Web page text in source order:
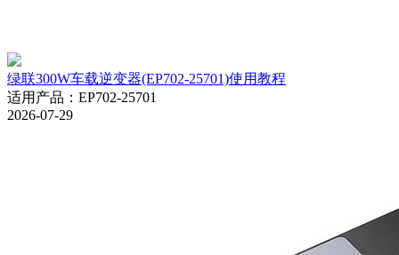
绿联300W车载逆变器(EP702-25701)使用教程
适用产品 ： EP702-25701
2026-07-29